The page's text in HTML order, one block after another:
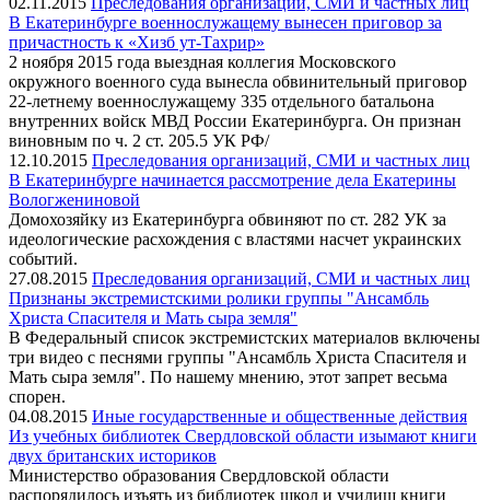
В Екатеринбурге военнослужащему вынесен приговор за
причастность к «Хизб ут-Тахрир»
2 ноября 2015 года выездная коллегия Московского
окружного военного суда вынесла обвинительный приговор
22-летнему военнослужащему 335 отдельного батальона
внутренних войск МВД России Екатеринбурга. Он признан
виновным по ч. 2 ст. 205.5 УК РФ/
12.10.2015 Преследования организаций, СМИ и частных лиц
В Екатеринбурге начинается рассмотрение дела Екатерины
Вологжениновой
Домохозяйку из Екатеринбурга обвиняют по ст. 282 УК за
идеологические расхождения с властями насчет украинских
событий.
27.08.2015 Преследования организаций, СМИ и частных лиц
Признаны экстремистскими ролики группы "Ансамбль
Христа Спасителя и Мать сыра земля"
В Федеральный список экстремистских материалов включены
три видео с песнями группы "Ансамбль Христа Спасителя и
Мать сыра земля". По нашему мнению, этот запрет весьма
спорен.
04.08.2015 Иные государственные и общественные действия
Из учебных библиотек Свердловской области изымают книги
двух британских историков
Министерство образования Свердловской области
распорядилось изъять из библиотек школ и училищ книги